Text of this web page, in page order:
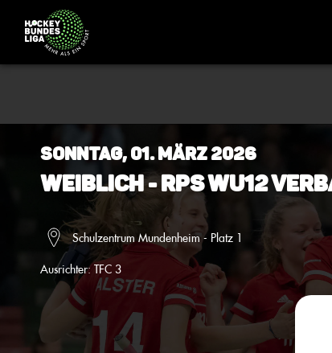
Sonntag, 01. März 2026
Weiblich - RPS wU12
Schulzentrum Mundenheim - Platz 1
Ausrichter:TFC 3